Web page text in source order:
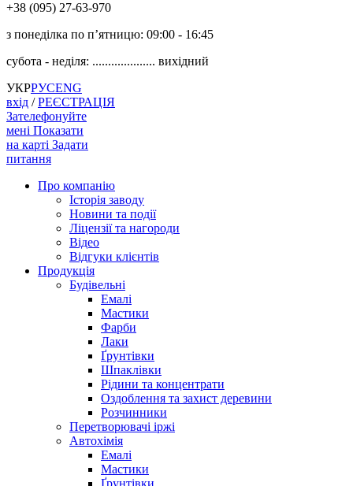
+38 (‎‎095) 27-63-970
з понеділка по п’ятницю: 09:00 - 16:45
субота - неділя: .................... вихідний
УКРРУСENG
вхід /РЕЄСТРАЦІЯ
Зателефонуйте
мені Показати
на карті Задати
питання
Про компанію
Історія заводу
Новини та події
Ліцензії та нагороди
Відео
Відгуки клієнтів
Продукція
Будівельні
Емалі
Мастики
Фарби
Лаки
Ґрунтівки
Шпаклівки
Рідини та концентрати
Оздоблення та захист деревини
Розчинники
Перетворювачі іржі
Автохімія
Емалі
Мастики